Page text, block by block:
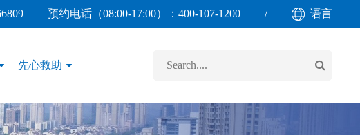
预约电话（08:00-17:00）： 400-107-1200 / 语言
先心救助